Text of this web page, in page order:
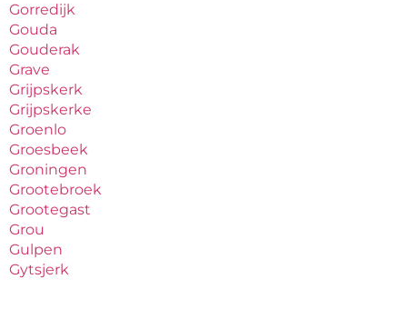
Gorredijk
Gouda
Gouderak
Grave
Grijpskerk
Grijpskerke
Groenlo
Groesbeek
Groningen
Grootebroek
Grootegast
Grou
Gulpen
Gytsjerk